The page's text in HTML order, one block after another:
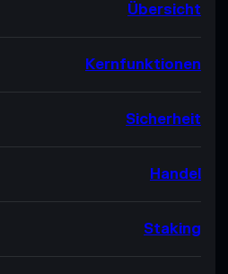
Übersicht
Kernfunktionen
Sicherheit
Handel
Staking